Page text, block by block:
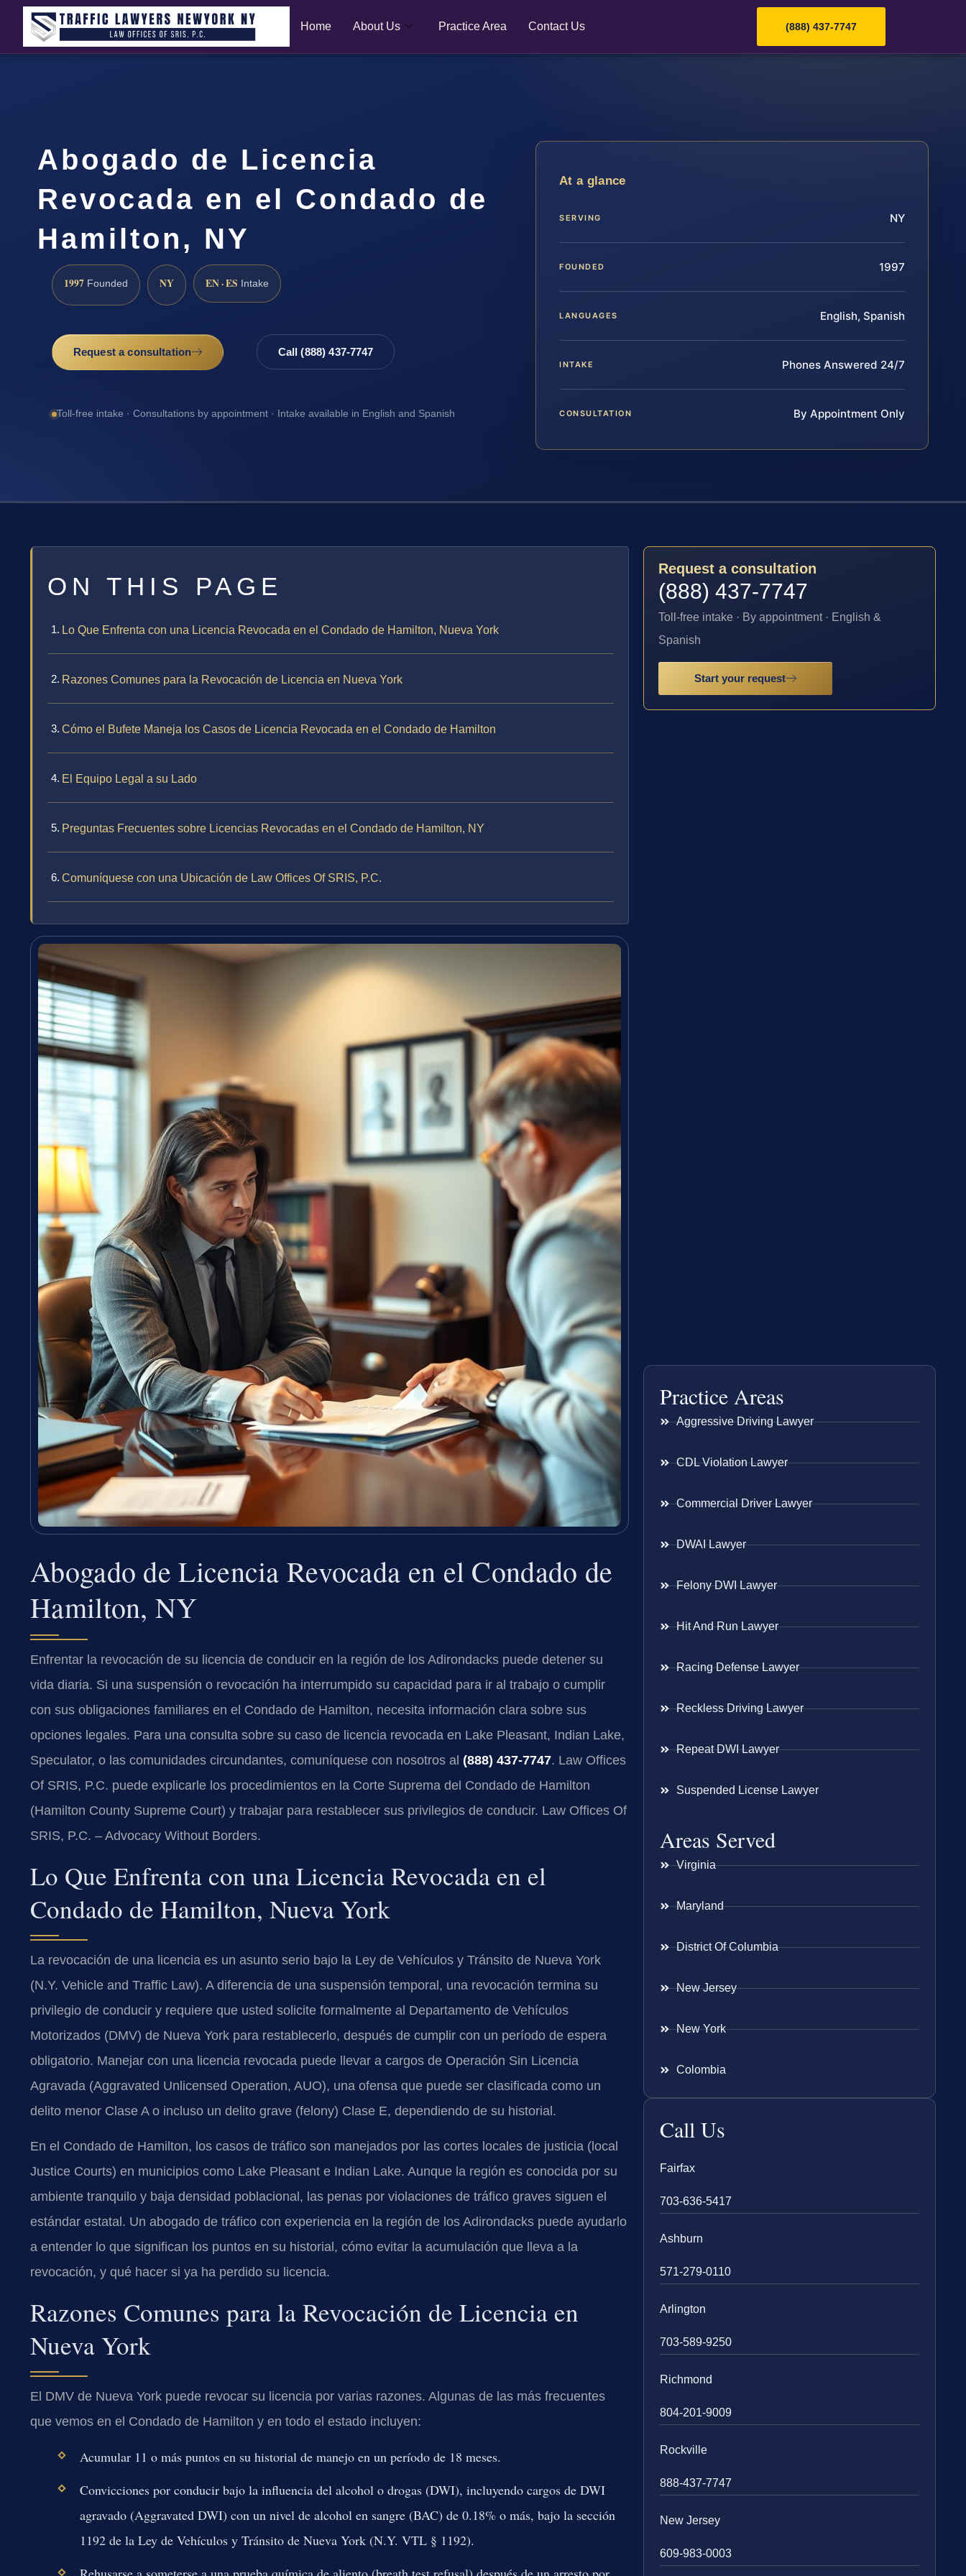
Home About Us Practice Area Contact Us (888) 437-7747
Abogado de Licencia
Revocada en el Condado de
Hamilton, NY
1997 Founded NY EN · ES Intake
Request a consultation Call (888) 437-7747
Toll-free intake · Consultations by appointment · Intake available in English and Spanish
At a glance
SERVING NY
FOUNDED 1997
LANGUAGES English, Spanish
INTAKE Phones Answered 24/7
CONSULTATION By Appointment Only
ON THIS PAGE
Lo Que Enfrenta con una Licencia Revocada en el Condado de Hamilton, Nueva York
Razones Comunes para la Revocación de Licencia en Nueva York
Cómo el Bufete Maneja los Casos de Licencia Revocada en el Condado de Hamilton
El Equipo Legal a su Lado
Preguntas Frecuentes sobre Licencias Revocadas en el Condado de Hamilton, NY
Comuníquese con una Ubicación de Law Offices Of SRIS, P.C.
Abogado de Licencia Revocada en el Condado de
Hamilton, NY
Enfrentar la revocación de su licencia de conducir en la región de los Adirondacks puede detener su
vida diaria. Si una suspensión o revocación ha interrumpido su capacidad para ir al trabajo o cumplir
con sus obligaciones familiares en el Condado de Hamilton, necesita información clara sobre sus
opciones legales. Para una consulta sobre su caso de licencia revocada en Lake Pleasant, Indian Lake,
Speculator, o las comunidades circundantes, comuníquese con nosotros al (888) 437-7747. Law Offices
Of SRIS, P.C. puede explicarle los procedimientos en la Corte Suprema del Condado de Hamilton
(Hamilton County Supreme Court) y trabajar para restablecer sus privilegios de conducir. Law Offices Of
SRIS, P.C. – Advocacy Without Borders.
Lo Que Enfrenta con una Licencia Revocada en el
Condado de Hamilton, Nueva York
La revocación de una licencia es un asunto serio bajo la Ley de Vehículos y Tránsito de Nueva York
(N.Y. Vehicle and Traffic Law). A diferencia de una suspensión temporal, una revocación termina su
privilegio de conducir y requiere que usted solicite formalmente al Departamento de Vehículos
Motorizados (DMV) de Nueva York para restablecerlo, después de cumplir con un período de espera
obligatorio. Manejar con una licencia revocada puede llevar a cargos de Operación Sin Licencia
Agravada (Aggravated Unlicensed Operation, AUO), una ofensa que puede ser clasificada como un
delito menor Clase A o incluso un delito grave (felony) Clase E, dependiendo de su historial.
En el Condado de Hamilton, los casos de tráfico son manejados por las cortes locales de justicia (local
Justice Courts) en municipios como Lake Pleasant e Indian Lake. Aunque la región es conocida por su
ambiente tranquilo y baja densidad poblacional, las penas por violaciones de tráfico graves siguen el
estándar estatal. Un abogado de tráfico con experiencia en la región de los Adirondacks puede ayudarlo
a entender lo que significan los puntos en su historial, cómo evitar la acumulación que lleva a la
revocación, y qué hacer si ya ha perdido su licencia.
Razones Comunes para la Revocación de Licencia en
Nueva York
El DMV de Nueva York puede revocar su licencia por varias razones. Algunas de las más frecuentes
que vemos en el Condado de Hamilton y en todo el estado incluyen:
Acumular 11 o más puntos en su historial de manejo en un período de 18 meses.
Convicciones por conducir bajo la influencia del alcohol o drogas (DWI), incluyendo cargos de DWI
agravado (Aggravated DWI) con un nivel de alcohol en sangre (BAC) de 0.18% o más, bajo la sección
1192 de la Ley de Vehículos y Tránsito de Nueva York (N.Y. VTL § 1192).
Request a consultation
(888) 437-7747
Toll-free intake · By appointment · English &
Spanish
Start your request
Practice Areas
Aggressive Driving Lawyer
CDL Violation Lawyer
Commercial Driver Lawyer
DWAI Lawyer
Felony DWI Lawyer
Hit And Run Lawyer
Racing Defense Lawyer
Reckless Driving Lawyer
Repeat DWI Lawyer
Suspended License Lawyer
Areas Served
Virginia
Maryland
District Of Columbia
New Jersey
New York
Colombia
Call Us
Fairfax
703-636-5417
Ashburn
571-279-0110
Arlington
703-589-9250
Richmond
804-201-9009
Rockville
888-437-7747
New Jersey
609-983-0003